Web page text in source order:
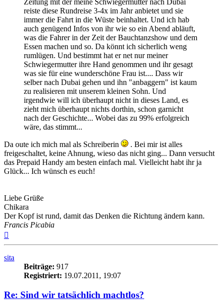
Zeitung mit der meine Schwiegermutter nach Dubai
reiste diese Rundreise 3-4x im Jahr anbietet und sie
immer die Fahrt in die Wüste beinhaltet. Und ich hab
auch genügend Infos von ihr wie so ein Abend abläuft,
was die Fahrer in der Zeit der Bauchtanzshow und dem
Essen machen und so. Da könnt ich sicherlich weng
rumlügen. Und bestimmt hat er net nur meiner
Schwiegermutter ihre Hand genommen und ihr gesagt
was sie für eine wunderschöne Frau ist.... Dass wir
selber nach Dubai gehen und ihn "anbaggern" ist kaum
zu realisieren mit unserem kleinen Sohn. Und
irgendwie will ich überhaupt nicht in dieses Land, es
zieht mich überhaupt nichts dorthin, schon garnicht
nach der Geschichte... Wobei das zu 99% erfolgreich
wäre, das stimmt...
Da oute ich mich mal als Schreiberin
. Bei mir ist alles
freigeschaltet, keine Ahnung, wieso das nicht ging... Dann versucht
das Prepaid Handy am besten einfach mal. Vielleicht habt ihr ja
Glück... Ich wünsch es euch!
Liebe Grüße
Chikara
Der Kopf ist rund, damit das Denken die Richtung ändern kann.
Francis Picabia
sita
Beiträge: 917
Registriert: 19.07.2011, 19:07
Re: Sind wir tatsächlich machtlos?